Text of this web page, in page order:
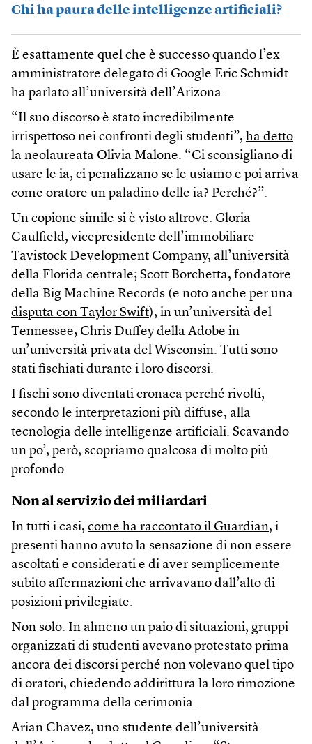
Chi ha paura delle intelligenze artificiali?
È esattamente quel che è successo quando l’ex
amministratore delegato di Google Eric Schmidt
ha parlato all’università dell’Arizona.
“Il suo discorso è stato incredibilmente
irrispettoso nei confronti degli studenti”, ha detto
la neolaureata Olivia Malone. “Ci sconsigliano di
usare le ia, ci penalizzano se le usiamo e poi arriva
come oratore un paladino delle ia? Perché?”.
Un copione simile si è visto altrove: Gloria
Caulfield, vicepresidente dell’immobiliare
Tavistock Development Company, all’università
della Florida centrale; Scott Borchetta, fondatore
della Big Machine Records (e noto anche per una
disputa con Taylor Swift), in un’università del
Tennessee; Chris Duffey della Adobe in
un’università privata del Wisconsin. Tutti sono
stati fischiati durante i loro discorsi.
I fischi sono diventati cronaca perché rivolti,
secondo le interpretazioni più diffuse, alla
tecnologia delle intelligenze artificiali. Scavando
un po’, però, scopriamo qualcosa di molto più
profondo.
Non al servizio dei miliardari
In tutti i casi, come ha raccontato il Guardian, i
presenti hanno avuto la sensazione di non essere
ascoltati e considerati e di aver semplicemente
subito affermazioni che arrivavano dall’alto di
posizioni privilegiate.
Non solo. In almeno un paio di situazioni, gruppi
organizzati di studenti avevano protestato prima
ancora dei discorsi perché non volevano quel tipo
di oratori, chiedendo addirittura la loro rimozione
dal programma della cerimonia.
Arian Chavez, uno studente dell’università